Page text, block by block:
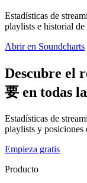
Estadísticas de
playlists e historial
Abrir en Soundcharts
Descubre el
要 en todas
Estadísticas de
playlists y
Empieza gratis
Producto